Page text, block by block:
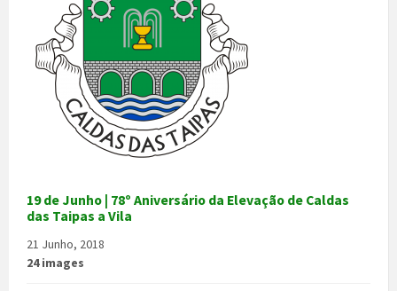
19 de Junho | 78º Aniversário da Elevação de Caldas
das Taipas a Vila
21 Junho, 2018
24 images